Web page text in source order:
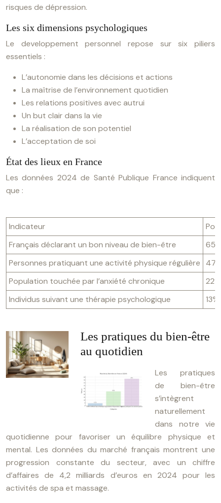
risques de dépression.
Les six dimensions psychologiques
Le developpement personnel repose sur six piliers
essentiels :
L’autonomie dans les décisions et actions
La maîtrise de l’environnement quotidien
Les relations positives avec autrui
Un but clair dans la vie
La réalisation de son potentiel
L’acceptation de soi
État des lieux en France
Les données 2024 de Santé Publique France indiquent
que :
Indicateur
Français déclarant un bon niveau de bien-être
Personnes pratiquant une activité physique régulière
Population touchée par l’anxiété chronique
22%
Individus suivant une thérapie psychologique
13%
Les pratiques du bien-être
au quotidien
Les pratiques
de bien-être
s’intègrent
naturellement
dans notre vie
quotidienne pour favoriser un équilibre physique et
mental. Les données du marché français montrent une
progression constante du secteur, avec un chiffre
d’affaires de 4,2 milliards d’euros en 2024 pour les
activités de spa et massage.